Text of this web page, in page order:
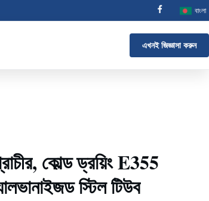
বাংলা
এখনই জিজ্ঞাসা করুন
কোল্ড ড্রয়িং E355
স্টিল টিউব